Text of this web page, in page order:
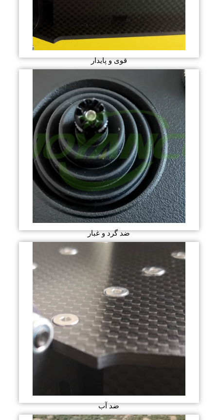
قوی و پایدار
ضد گرد و غبار
ضد آب